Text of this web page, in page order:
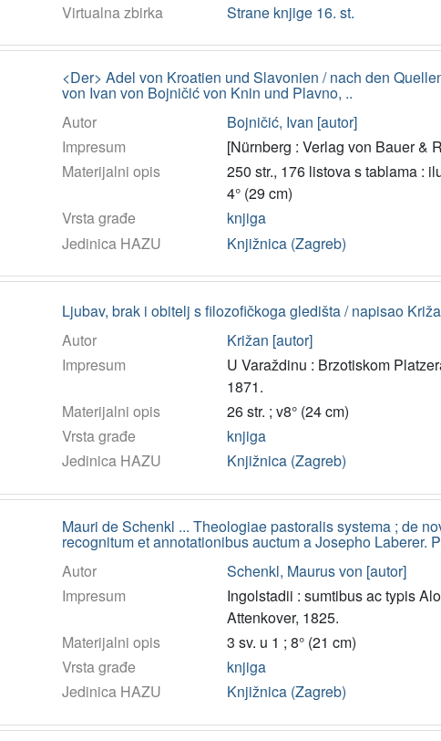
Virtualna zbirka
Strane knjige 16. st.
<Der> Adel von Kroatien und Slavonien / nach den
von Ivan von Bojničić von Knin und Plavno, ..
Autor
Bojničić, Ivan [autor]
Impresum
[Nürnberg : Verlag von Bauer &
Materijalni opis
250 str., 176 listova s tablama :
4° (29 cm)
Vrsta građe
knjiga
Jedinica HAZU
Knjižnica (Zagreb)
Ljubav, brak i obitelj s filozofičkoga gledišta / napisao
Autor
Križan [autor]
Impresum
U Varaždinu : Brzotiskom
1871.
Materijalni opis
26 str. ; v8° (24 cm)
Vrsta građe
knjiga
Jedinica HAZU
Knjižnica (Zagreb)
Mauri de Schenkl ... Theologiae pastoralis systema ; de
recognitum et annotationibus auctum a Josepho Laberer.
Autor
Schenkl, Maurus von [autor]
Impresum
Ingolstadii : sumtibus ac typis
Attenkover, 1825.
Materijalni opis
3 sv. u 1 ; 8° (21 cm)
Vrsta građe
knjiga
Jedinica HAZU
Knjižnica (Zagreb)